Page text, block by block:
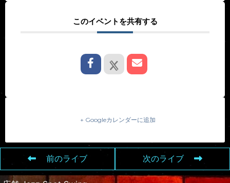
このイベントを共有する
+ Googleカレンダーに追加
前のライブ 次のライブ